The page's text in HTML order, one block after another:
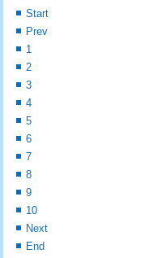
Start
Prev
1
2
3
4
5
6
7
8
9
10
Next
End